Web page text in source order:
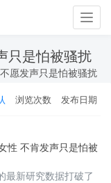
只是怕被骚扰
愿发声只是怕被骚扰
浏览次数 发布日期
性 不肯发声只是怕被
最新研究数据打破了